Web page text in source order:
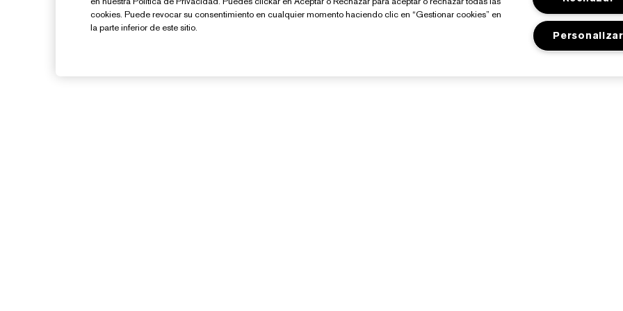
cookies. Puede revocar su consentimiento en cualquier momento haciendo clic en “Gestionar cookies” en
la parte inferior de este sitio.
Personalizar